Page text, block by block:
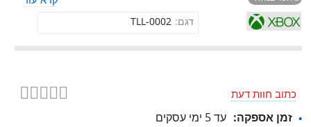
דגם: TLL-0002
כתוב חוות דעת
זמן אספקה: עד 5 ימי עסקים